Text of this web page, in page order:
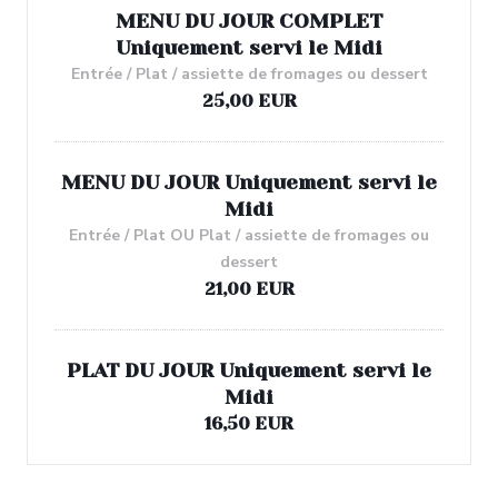
MENU DU JOUR COMPLET
Uniquement servi le Midi
Entrée / Plat / assiette de fromages ou dessert
25,00 EUR
MENU DU JOUR Uniquement servi le
Midi
Entrée / Plat OU Plat / assiette de fromages ou
dessert
21,00 EUR
PLAT DU JOUR Uniquement servi le
Midi
16,50 EUR